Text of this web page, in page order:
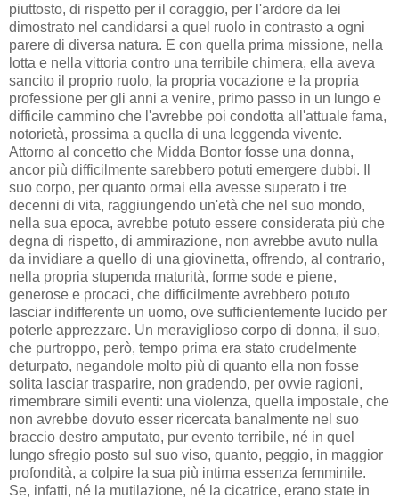
piuttosto, di rispetto per il coraggio, per l'ardore da lei
dimostrato nel candidarsi a quel ruolo in contrasto a ogni
parere di diversa natura. E con quella prima missione, nella
lotta e nella vittoria contro una terribile chimera, ella aveva
sancito il proprio ruolo, la propria vocazione e la propria
professione per gli anni a venire, primo passo in un lungo e
difficile cammino che l'avrebbe poi condotta all'attuale fama,
notorietà, prossima a quella di una leggenda vivente.
Attorno al concetto che Midda Bontor fosse una donna,
ancor più difficilmente sarebbero potuti emergere dubbi. Il
suo corpo, per quanto ormai ella avesse superato i tre
decenni di vita, raggiungendo un'età che nel suo mondo,
nella sua epoca, avrebbe potuto essere considerata più che
degna di rispetto, di ammirazione, non avrebbe avuto nulla
da invidiare a quello di una giovinetta, offrendo, al contrario,
nella propria stupenda maturità, forme sode e piene,
generose e procaci, che difficilmente avrebbero potuto
lasciar indifferente un uomo, ove sufficientemente lucido per
poterle apprezzare. Un meraviglioso corpo di donna, il suo,
che purtroppo, però, tempo prima era stato crudelmente
deturpato, negandole molto più di quanto ella non fosse
solita lasciar trasparire, non gradendo, per ovvie ragioni,
rimembrare simili eventi: una violenza, quella impostale, che
non avrebbe dovuto esser ricercata banalmente nel suo
braccio destro amputato, pur evento terribile, né in quel
lungo sfregio posto sul suo viso, quanto, peggio, in maggior
profondità, a colpire la sua più intima essenza femminile.
Se, infatti, né la mutilazione, né la cicatrice, erano state in